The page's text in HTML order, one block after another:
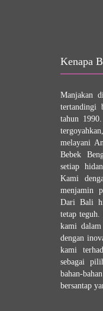
Kenapa
Manjakan
tertandingi
tahun
melayani
Bebek
setiap
Kami
menjamin
Dari Bali
tetap teguh.
kami
dengan
kami
sebagai
bahan-
bersantap